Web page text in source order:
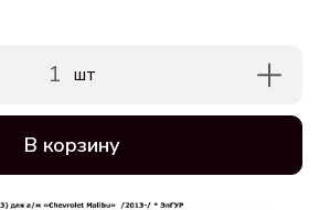
1 шт
В корзину